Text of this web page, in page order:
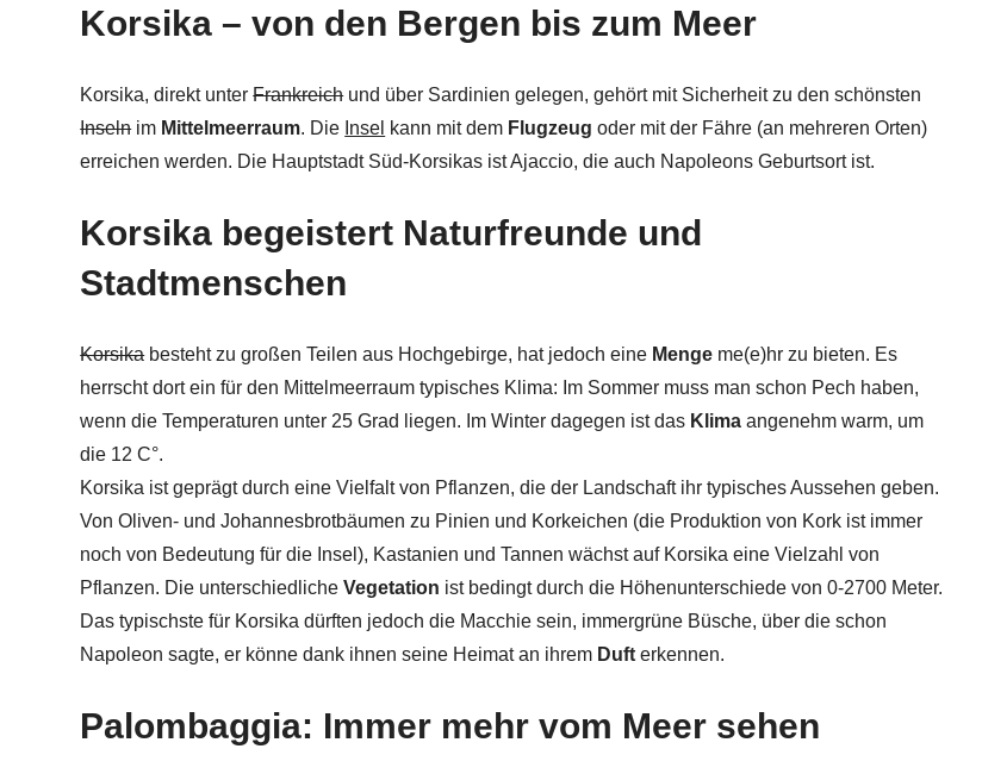
Korsika – von den Bergen bis zum Meer
Korsika, direkt unterFrankreichund über Sardinien gelegen, gehört mit Sicherheit zu den schönsten
Inselnim Mittelmeerraum. Die Insel kann mit dem Flugzeug oder mit der Fähre (an mehreren Orten)
erreichen werden. Die Hauptstadt Süd-Korsikas ist Ajaccio, die auch Napoleons Geburtsort ist.
Korsika begeistert Naturfreunde und
Stadtmenschen
Korsikabesteht zu großen Teilen aus Hochgebirge, hat jedoch eine Menge me(e)hr zu bieten. Es
herrscht dort ein für den Mittelmeerraum typisches Klima: Im Sommer muss man schon Pech haben,
wenn die Temperaturen unter 25 Grad liegen. Im Winter dagegen ist das Klimaangenehm warm, um
die 12 C°.
Korsika ist geprägt durch eine Vielfalt von Pflanzen, die der Landschaft ihr typisches Aussehen geben.
Von Oliven- und Johannesbrotbäumen zu Pinien und Korkeichen (die Produktion von Kork ist immer
noch von Bedeutung für die Insel), Kastanien und Tannen wächst auf Korsika eine Vielzahl von
Pflanzen. Die unterschiedlicheVegetation ist bedingt durch die Höhenunterschiede von 0-2700 Meter.
Das typischste für Korsika dürften jedoch die Macchie sein, immergrüne Büsche, über die schon
Napoleon sagte, er könne dank ihnen seine Heimat an ihrem Dufterkennen.
Palombaggia: Immer mehr vom Meer sehen